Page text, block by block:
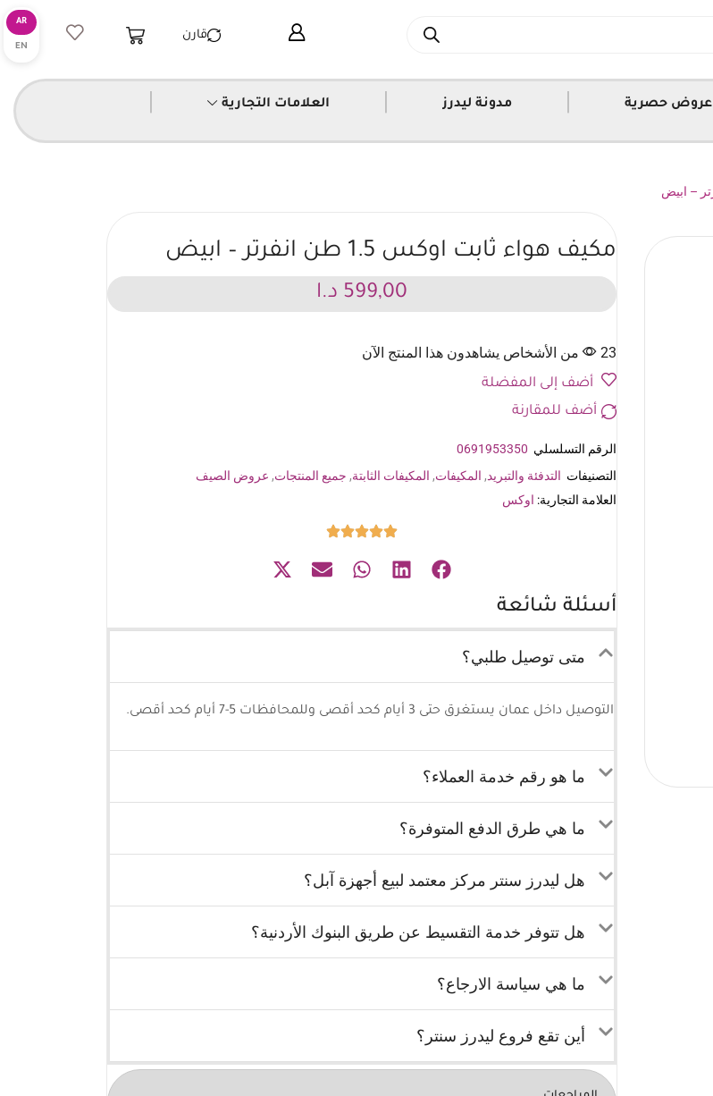
قارن
عروض حصرية مدونة ليدرز العلامات التجارية
مكيف هواء ثابت اوكس 1.5 طن انفرتر – ابيض
599,00 د.ا
23 من الأشخاص يشاهدون هذا المنتج الآن
أضف إلى المفضلة
أضف للمقارنة
الرقم التسلسلي 0691953350
التصنيفات التدفئة والتبريد, المكيفات, المكيفات الثابتة, جميع المنتجات, عروض الصيف
العلامة التجارية: اوكس
أسئلة شائعة
متى توصيل طلبي؟
التوصيل داخل عمان يستغرق حتى 3 أيام كحد أقصى وللمحافظات 5-7 أيام كحد أقصى.
ما هو رقم خدمة العملاء؟
ما هي طرق الدفع المتوفرة؟
هل ليدرز سنتر مركز معتمد لبيع أجهزة آبل؟
هل تتوفر خدمة التقسيط عن طريق البنوك الأردنية؟
ما هي سياسة الارجاع؟
أين تقع فروع ليدرز سنتر؟